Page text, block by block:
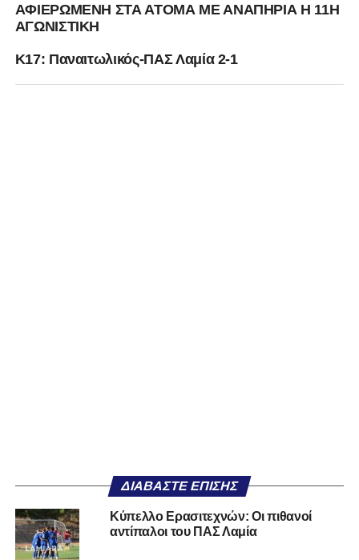
ΑΦΙΕΡΩΜΕΝΗ ΣΤΑ ΑΤΟΜΑ ΜΕ ΑΝΑΠΗΡΙΑ Η 11Η
ΑΓΩΝΙΣΤΙΚΗ
Κ17: Παναιτωλικός-ΠΑΣ Λαμία 2-1
ΔΙΑΒΆΣΤΕ ΕΠΊΣΗΣ
Κύπελλο Ερασιτεχνών: Οι πιθανοί
αντίπαλοι του ΠΑΣ Λαμία